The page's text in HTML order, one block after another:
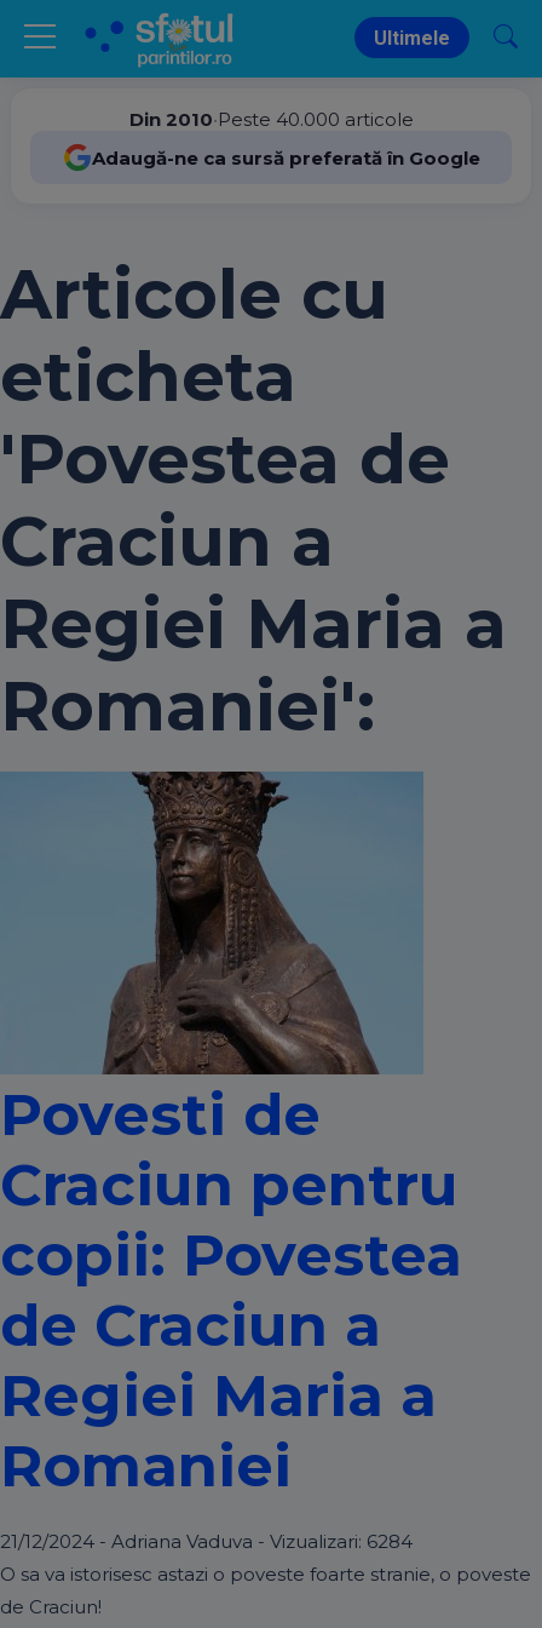
Ultimele
Din 2010•Peste 40.000 articole
Adaugă-ne ca sursă preferată în Google
Articole cu
eticheta
'Povestea de
Craciun a
Regiei Maria a
Romaniei':
Povesti de
Craciun pentru
copii: Povestea
de Craciun a
Regiei Maria a
Romaniei
21/12/2024 - Adriana Vaduva - Vizualizari: 6284
O sa va istorisesc astazi o poveste foarte stranie, o poveste
de Craciun!